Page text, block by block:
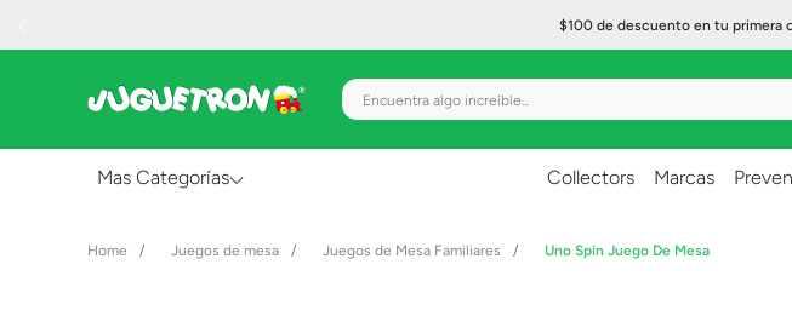
$100 de descuento en tu primera
Encuentra algo increíble...
Mas Categorías Collectors Marcas
Juegos de mesa Juegos de Mesa Familiares Uno Spin Juego De Mesa